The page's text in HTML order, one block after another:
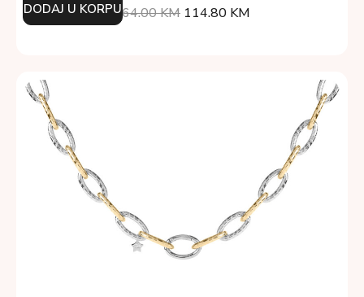
164.00KM 114.80 KM
DODAJ U KORPU